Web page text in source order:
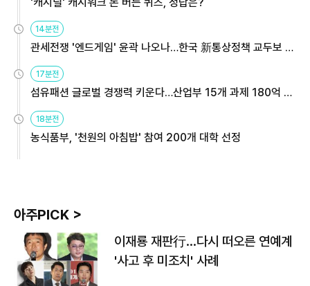
14분전
관세전쟁 '엔드게임' 윤곽 나오나…한국 新통상정책 교두보 활
용해야
17분전
섬유패션 글로벌 경쟁력 키운다…산업부 15개 과제 180억 지
원
18분전
농식품부, '천원의 아침밥' 참여 200개 대학 선정
아주PICK >
이재룡 재판行…다시 떠오른 연예계
'사고 후 미조치' 사례